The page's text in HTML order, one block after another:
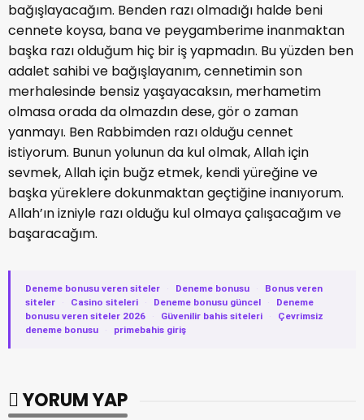
bağışlayacağım. Benden razı olmadığı halde beni
cennete koysa, bana ve peygamberime inanmaktan
başka razı olduğum hiç bir iş yapmadın. Bu yüzden ben
adalet sahibi ve bağışlayanım, cennetimin son
merhalesinde bensiz yaşayacaksın, merhametim
olmasa orada da olmazdın dese, gör o zaman
yanmayı. Ben Rabbimden razı olduğu cennet
istiyorum. Bunun yolunun da kul olmak, Allah için
sevmek, Allah için buğz etmek, kendi yüreğine ve
başka yüreklere dokunmaktan geçtiğine inanıyorum.
Allah’ın izniyle razı olduğu kul olmaya çalışacağım ve
başaracağım.
Deneme bonusu veren siteler · Deneme bonusu ·
Bonus veren
siteler
· Casino siteleri · Deneme bonusu güncel ·
Deneme
bonusu veren siteler 2026
· Güvenilir bahis siteleri ·
Çevrimsiz
deneme bonusu
· primebahis giriş
YORUM YAP